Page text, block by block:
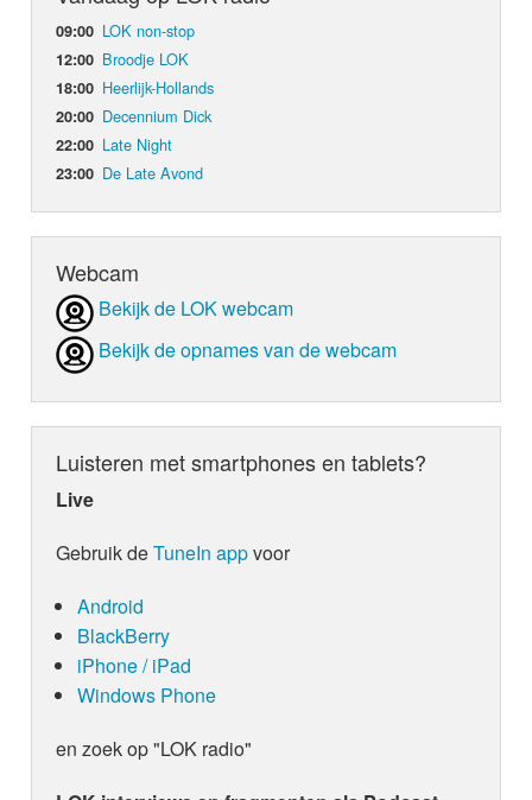
09:00 LOK non-stop
12:00 Broodje LOK
18:00 Heerlijk-Hollands
20:00 Decennium Dick
22:00 Late Night
23:00 De Late Avond
Webcam
Bekijk de LOK webcam
Bekijk de opnames van de webcam
Luisteren met smartphones en tablets?
Live
Gebruik deTuneIn appvoor
Android
BlackBerry
iPhone / iPad
Windows Phone
en zoek op "LOK radio"